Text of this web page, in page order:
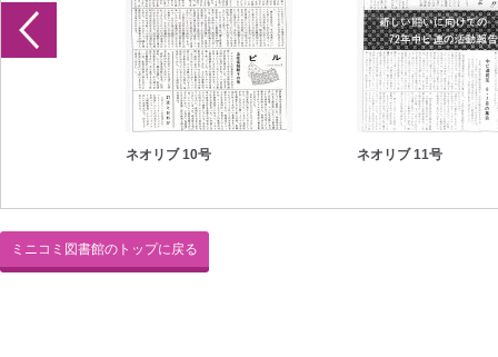
ネオリブ 10号 ネオリブ 11号
ミニコミ図書館のトップに戻る